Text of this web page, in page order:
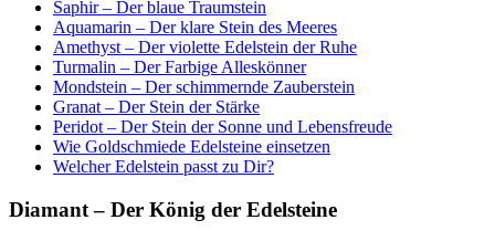
Saphir – Der blaue Traumstein
Aquamarin – Der klare Stein des Meeres
Amethyst – Der violette Edelstein der Ruhe
Turmalin – Der Farbige Alleskönner
Mondstein – Der schimmernde Zauberstein
Granat – Der Stein der Stärke
Peridot – Der Stein der Sonne und Lebensfreude
Wie Goldschmiede Edelsteine einsetzen
Welcher Edelstein passt zu Dir?
Diamant – Der König der Edelsteine